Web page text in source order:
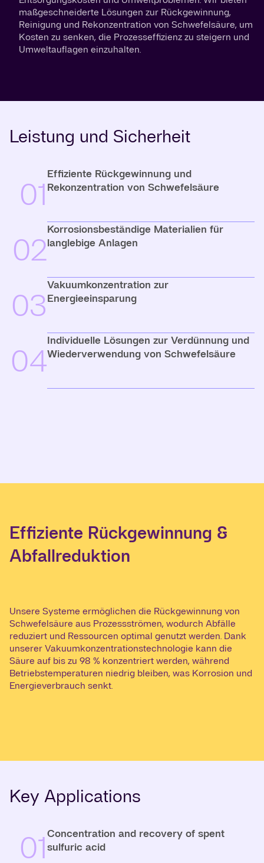
maßgeschneiderte Lösungen zur Rückgewinnung,
Reinigung und Rekonzentration von Schwefelsäure, um
Kosten zu senken, die Prozesseffizienz zu steigern und
Umweltauflagen einzuhalten.
Leistung und Sicherheit
01
Effiziente Rückgewinnung und
Rekonzentration von Schwefelsäure
02
Korrosionsbeständige Materialien für
langlebige Anlagen
03
Vakuumkonzentration zur
Energieeinsparung
04
Individuelle Lösungen zur Verdünnung und
Wiederverwendung von Schwefelsäure
Effiziente Rückgewinnung &
Abfallreduktion
Unsere Systeme ermöglichen die Rückgewinnung von
Schwefelsäure aus Prozessströmen, wodurch Abfälle
reduziert und Ressourcen optimal genutzt werden. Dank
unserer Vakuumkonzentrationstechnologie kann die
Säure auf bis zu 98 % konzentriert werden, während
Betriebstemperaturen niedrig bleiben, was Korrosion und
Energieverbrauch senkt.
Key Applications
01Concentration and recovery of spent
sulfuric acid